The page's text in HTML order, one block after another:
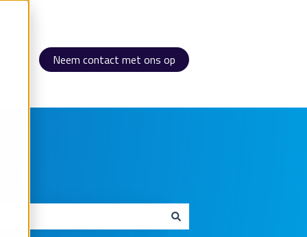
Neem contact met ons op